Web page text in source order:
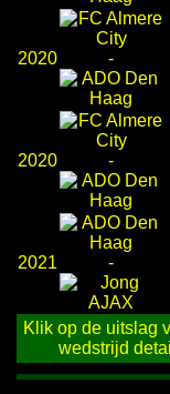
2020 -
2020 -
2021 -
Klik op de uitslag
wedstrijd